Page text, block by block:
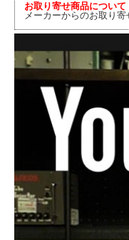
お取り寄せ商品について
メーカーからのお取り